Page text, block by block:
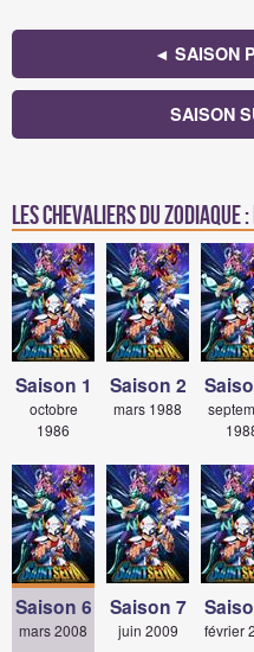
◄ SAISON
SAISON
les chevaliers du zodiaque
Saison 1
octobre
1986
Saison 2
mars 1988
Saison 6
mars 2008
Saison 7
juin 2009 février